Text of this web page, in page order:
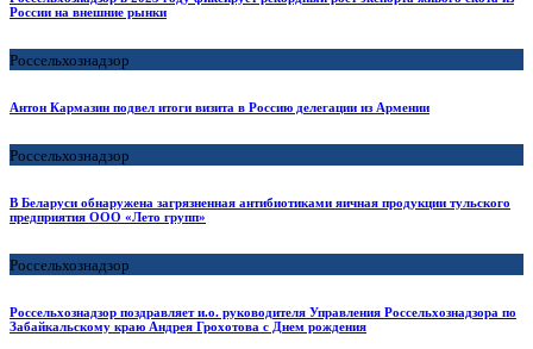
России на внешние рынки
Россельхознадзор
Антон Кармазин подвел итоги визита в Россию делегации из Армении
Россельхознадзор
В Беларуси обнаружена загрязненная антибиотиками яичная продукции тульского
предприятия ООО «Лето групп»
Россельхознадзор
Россельхознадзор поздравляет и.о. руководителя Управления Россельхознадзора по
Забайкальскому краю Андрея Грохотова с Днем рождения